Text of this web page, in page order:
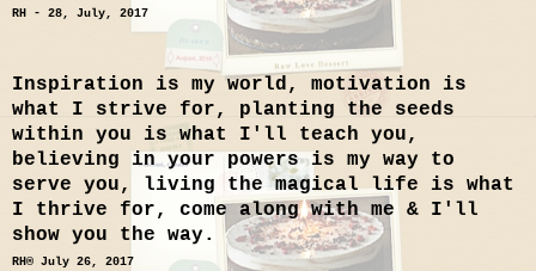
RH - 28, July, 2017
Inspiration is my world, motivation is
what I strive for, planting the seeds
within you is what I'll teach you,
believing in your powers is my way to
serve you, living the magical life is what
I thrive for, come along with me & I'll
show you the way.
RH® July 26, 2017